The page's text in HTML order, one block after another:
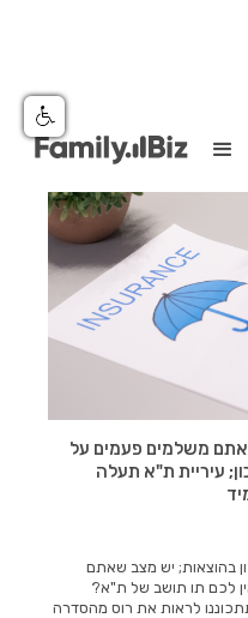
שאתם משלמים פעמים על
עיריית ת"א תעלה
בהוצאות; יש מצב שאתם
לכם תו תושב של ת"א?
לראות את רוס מהסדרה